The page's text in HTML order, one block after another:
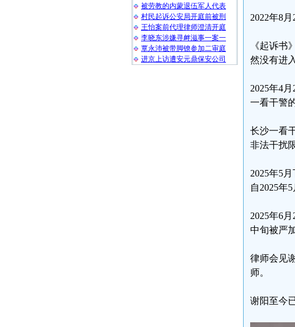
被劳教的内蒙退伍军人代表
村民起诉公安局开庭前被刑
王怡案前代理律师澄清开庭
李晓东涉嫌寻衅滋事一案一
覃永沛被带脚镣参加二审庭
进京上访遭安元鼎保安公司
2022年8
《起诉书
然没有进
2025年4
一看干警
长沙一看
非法干扰
2025年5
自2025年5
2025年6
中旬被严
律师会见
师。
谢阳至今